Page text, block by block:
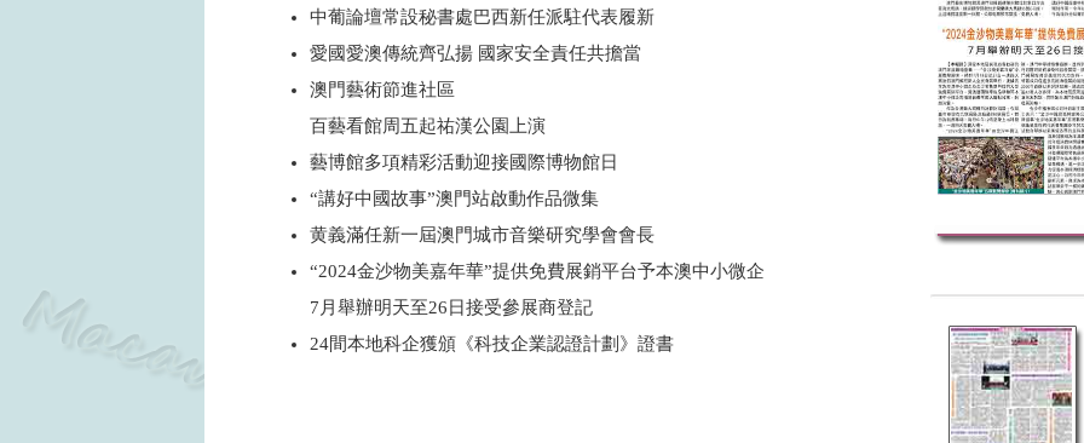
中葡論壇常設秘書處巴西新任派駐代表履新
愛國愛澳傳統齊弘揚 國家安全責任共擔當
澳門藝術節進社區
百藝看館周五起祐漢公園上演
藝博館多項精彩活動迎接國際博物館日
“講好中國故事”澳門站啟動作品微集
黄義滿任新一屆澳門城市音樂研究學會會長
“2024金沙物美嘉年華”提供免費展銷平台予本澳中小微企
7月舉辦明天至26日接受參展商登記
24間本地科企獲頒《科技企業認證計劃》證書